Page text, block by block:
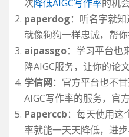
次降低AIGC写作率的机
paperdog：听名字就
就像狗狗一样忠诚，帮你
aipassgo：学习平台也
降AIGC服务，让你的论
学信网：官方平台也不
AIGC写作率的服务，官
Paperccb：每天使用这
率就能一天天降低，进步